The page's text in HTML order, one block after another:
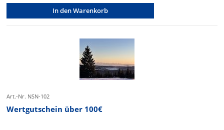
In den Warenkorb
Art.-Nr. NSN-102
Wertgutschein über 100€